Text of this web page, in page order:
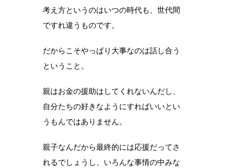
考え方というのはいつの時代も、世代間
ですれ違うものです。
だからこそやっぱり大事なのは話し合う
ということ。
親はお金の援助はしてくれないんだし、
自分たちの好きなようにすればいいとい
うもんではありません。
親子なんだから最終的には応援だってさ
れるでしょうし、いろんな事情の中みな